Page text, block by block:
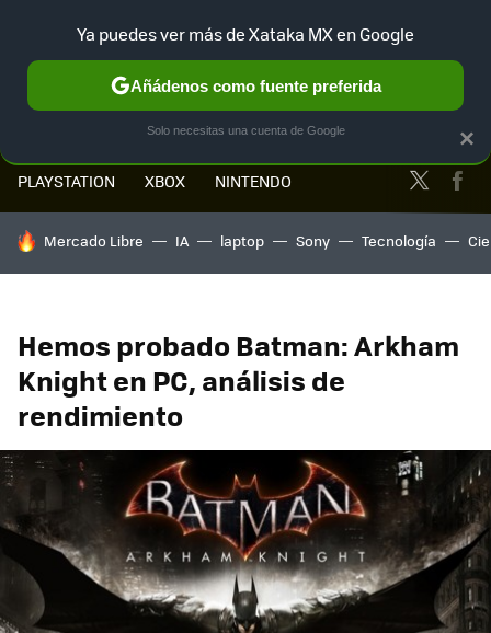
PLAYSTATION XBOX NINTENDO Twitter
HOY SE HABLA DE
Mercado Libre IA laptop Sony Tecnología
Hemos probado Batman: Arkham
Knight en PC, análisis de
rendimiento
×
Ya puedes ver más de Xataka MX en Google
Añádenos como fuente preferida
Solo necesitas una cuenta de Google